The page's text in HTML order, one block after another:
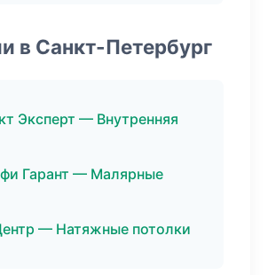
в Санкт-Петербург
Эксперт — Внутренняя
Гарант — Малярные
— Натяжные потолки